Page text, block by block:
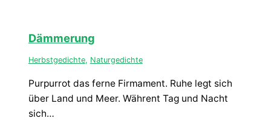
Dämmerung
Herbstgedichte, Naturgedichte
Purpurrot das ferne Firmament. Ruhe legt sich
über Land und Meer. Währent Tag und Nacht
sich…